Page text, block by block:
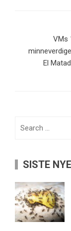
VMs
El
SISTE NYE